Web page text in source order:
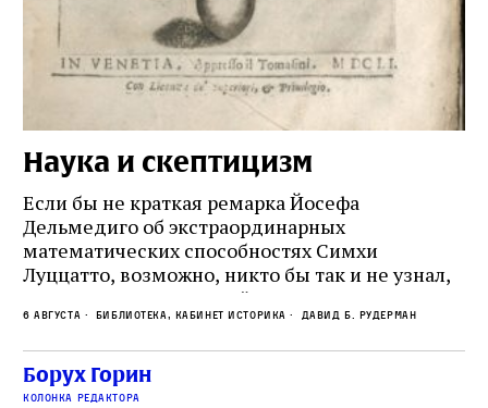
Наука и скептицизм
Если бы не краткая ремарка Йосефа
Дельмедиго об экстраординарных
математических способностях Симхи
Луццатто, возможно, никто бы так и не узнал,
что этот эрудированный и несколько
сварливый венецианский талмудист имел
какое‑то отношение к научной деятельности.
На протяжении почти шестидесяти лет,
вплоть до своей кончины, Луццатто был
6 августа Библиотека, кабинет историка Давид Б. Рудерман
Борух Горин
колонка редактора